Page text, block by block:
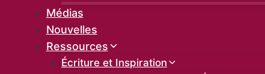
Médias
Nouvelles
Ressources
Écriture et Inspiration